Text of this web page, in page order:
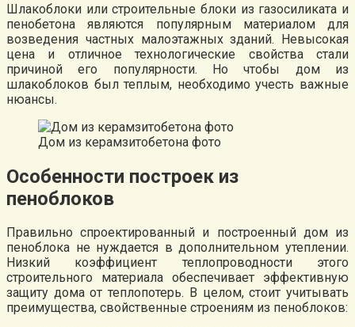
Шлакоблоки или строительные блоки из газосиликата и
пенобетона являются популярным материалом для
возведения частных малоэтажных зданий. Невысокая
цена и отличное технологические свойства стали
причиной его популярности. Но чтобы дом из
шлакоблоков был теплым, необходимо учесть важные
нюансы.
Дом из керамзитобетона фото
Особенности построек из
пеноблоков
Правильно спроектированный и построенный дом из
пеноблока не нуждается в дополнительном утеплении.
Низкий коэффициент теплопроводности этого
строительного материала обеспечивает эффективную
защиту дома от теплопотерь. В целом, стоит учитывать
преимущества, свойственные строениям из пеноблоков: